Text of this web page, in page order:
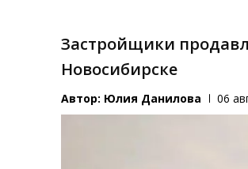
Застройщики
Новосибирске
Автор: Юлия Данилова 06